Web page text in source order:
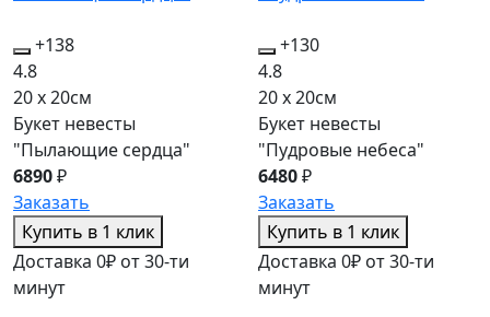
+138
4.8
20 x 20см
Букет невесты
"Пылающие сердца"
6890₽
Заказать
Купить в 1 клик
Доставка 0₽ от 30-ти
минут
+130
4.8
20 x 20см
Букет невесты
"Пудровые небеса"
6480₽
Заказать
Купить в 1 клик
Доставка 0₽ от 30-ти
минут